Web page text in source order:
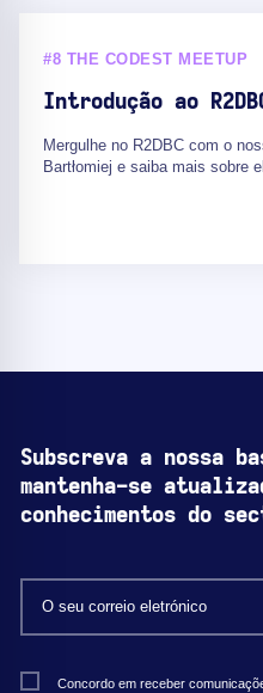
#8 THE CODEST MEETUP
Introdução ao
Mergulhe no R2DBC com o
Bartłomiej e saiba mais sobre
Subscreva a nossa
mantenha-se
conhecimentos do
Concordo em receber